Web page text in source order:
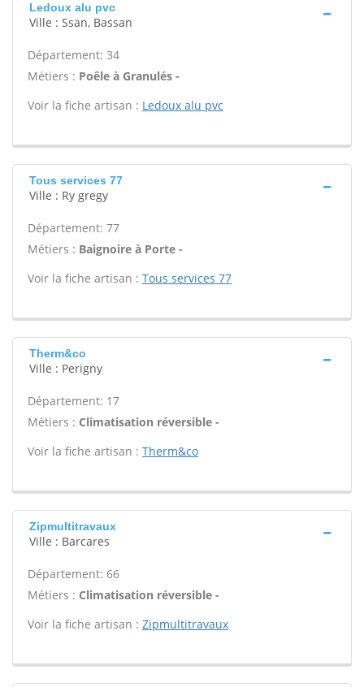
Ledoux alu pvc
Ville : Ssan, Bassan
Département: 34
Métiers : Poêle à Granulés -
Voir la fiche artisan : Ledoux alu pvc
Tous services 77
Ville : Ry gregy
Département: 77
Métiers : Baignoire à Porte -
Voir la fiche artisan : Tous services 77
Therm&co
Ville : Perigny
Département: 17
Métiers : Climatisation réversible -
Voir la fiche artisan : Therm&co
Zipmultitravaux
Ville : Barcares
Département: 66
Métiers : Climatisation réversible -
Voir la fiche artisan : Zipmultitravaux